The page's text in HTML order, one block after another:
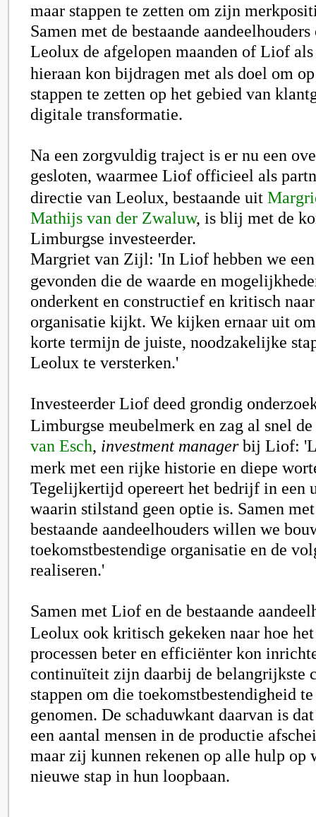
maar stappen te zetten om zijn
Samen met de bestaande
Leolux de afgelopen maanden of Liof
hieraan kon bijdragen met als doel om
stappen te zetten op het gebied van
digitale transformatie.
Na een zorgvuldig traject is er nu een
gesloten, waarmee Liof officieel als
directie van Leolux, bestaande uit
Mathijs van der Zwaluw, is blij met de
Limburgse investeerder.
Margriet van Zijl: 'In Liof hebben we
gevonden die de waarde en
onderkent en constructief en kritisch naar
organisatie kijkt. We kijken ernaar uit
korte termijn de juiste, noodzakelijke
Leolux te versterken.'
Investeerder Liof deed grondig
Limburgse meubelmerk en zag al snel
van Esch, investment managerbij Liof:
merk met een rijke historie en diepe
Tegelijkertijd opereert het bedrijf in een
waarin stilstand geen optie is. Samen
bestaande aandeelhouders willen we
toekomstbestendige organisatie en de
realiseren.'
Samen met Liof en de bestaande
Leolux ook kritisch gekeken naar hoe
processen beter en efficiënter kon
continuïteit zijn daarbij de belangrijkste
stappen om die toekomstbestendigheid
genomen. De schaduwkant daarvan is
een aantal mensen in de productie
maar zij kunnen rekenen op alle hulp op
nieuwe stap in hun loopbaan.